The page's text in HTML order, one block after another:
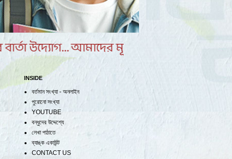
দেওয়া... যোগাযোগ করুন -
INSIDE
বর্তমান সংখ্যা - অনলাইন
পুরোনো সংখ্যা
YOUTUBE
বন্ধুদের উদ্দেশ্যে
লেখা পাঠাতে
ব্যাঙ্ক একাউন্ট
CONTACT US